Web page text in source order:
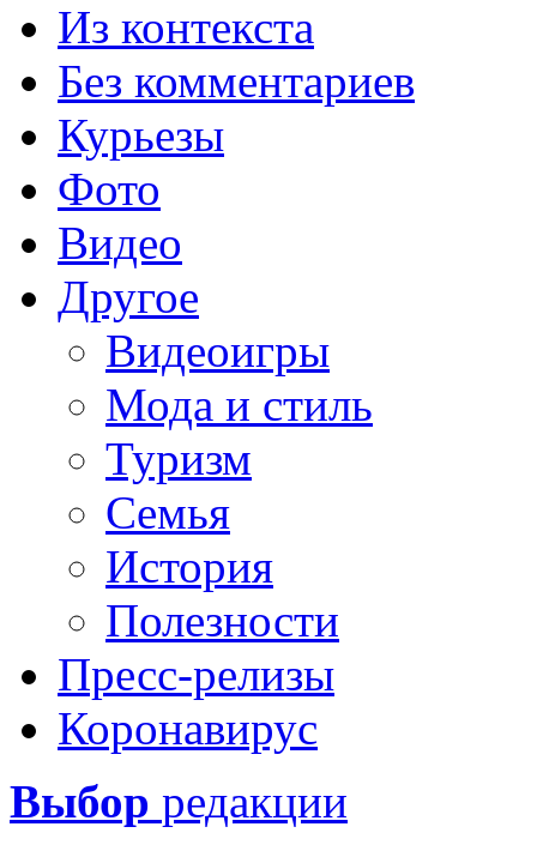
Из контекста
Без комментариев
Курьезы
Фото
Видео
Другое
Видеоигры
Мода и стиль
Туризм
Семья
История
Полезности
Пресс-релизы
Коронавирус
Выбор редакции